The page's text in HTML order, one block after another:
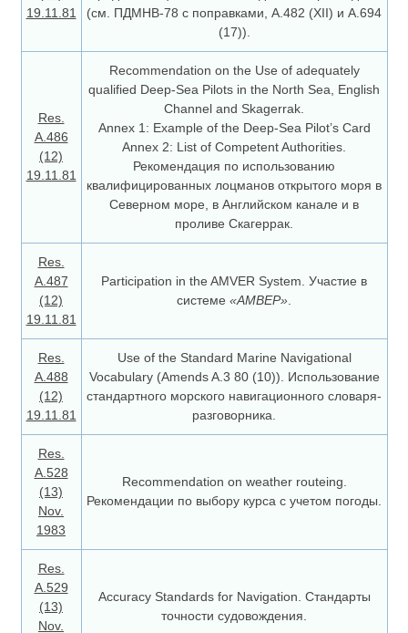
19.11.81
(см. ПДМНВ-78 с поправками, А.482 (ХII) и А.694
(17)).
Res.
A.486
(12)
19.11.81
Recommendation on the Use of adequately
qualified Deep-Sea Pilots in the North Sea, English
Channel and Skagerrak.
Annex 1: Example of the Deep-Sea Pilot’s Card
Annex 2: List of Competent Authorities.
Рекомендация по использованию
квалифицированных лоцманов открытого моря в
Северном море, в Английском канале и в
проливе Скагеррак.
Res.
A.487
(12)
19.11.81
Participation in the AMVER System. Участие в
системе «АМВЕР»
Res.
A.488
(12)
19.11.81
Use of the Standard Marine Navigational
Vocabulary (Amends A.3 80 (10)). Использование
стандартного морского навигационного словаря-
разговорника.
Res.
A.528
(13)
Nov.
1983
Recommendation on weather routeing.
Рекомендации по выбору курса с учетом погоды.
Res.
A.529
(13)
Nov.
Accuracy Standards for Navigation. Стандарты
точности судовождения.